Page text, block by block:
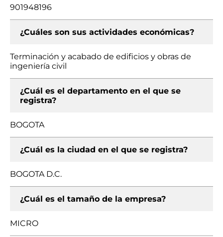
901948196
¿Cuáles son sus actividades económicas?
Terminación y acabado de edificios y obras de
ingeniería civil
¿Cuál es el departamento en el que se
registra?
BOGOTA
¿Cuál es la ciudad en el que se registra?
BOGOTA D.C.
¿Cuál es el tamaño de la empresa?
MICRO